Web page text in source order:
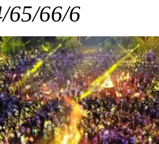
65/66/6